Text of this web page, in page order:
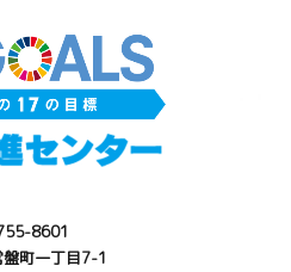
8601
盤町一丁目7-1